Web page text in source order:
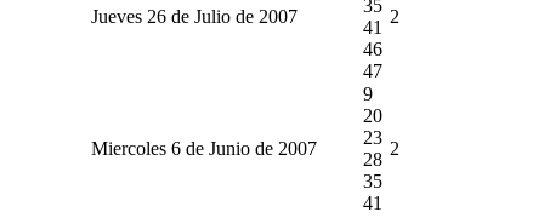
Jueves 26 de Julio de 2007
35
41
46
47
2
Miercoles 6 de Junio de 2007
9
20
23
28
35
41
2